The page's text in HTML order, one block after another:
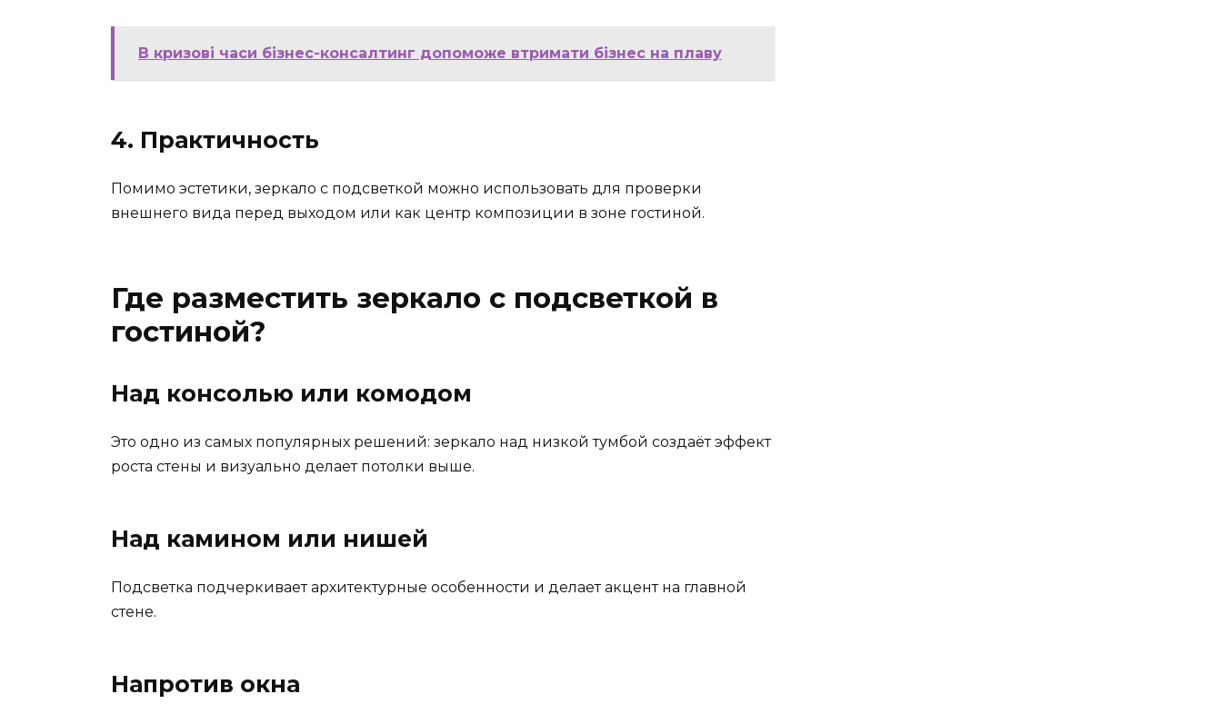
В кризові часи бізнес-консалтинг допоможе втримати бізнес на плаву
4. Практичность
Помимо эстетики, зеркало с подсветкой можно использовать для проверки
внешнего вида перед выходом или как центр композиции в зоне гостиной.
Где разместить зеркало с подсветкой в
гостиной?
Над консолью или комодом
Это одно из самых популярных решений: зеркало над низкой тумбой создаёт эффект
роста стены и визуально делает потолки выше.
Над камином или нишей
Подсветка подчеркивает архитектурные особенности и делает акцент на главной
стене.
Напротив окна